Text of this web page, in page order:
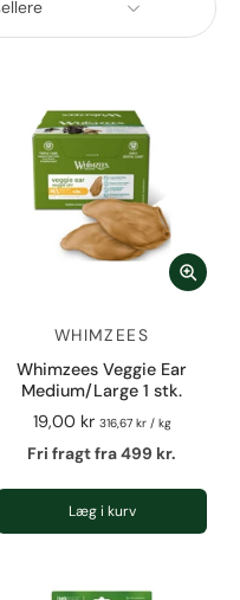
WHIMZEES
Whimzees Veggie Ear
Medium/Large 1 stk.
19,00 kr 316,67 kr / kg
Fri fragt fra 499 kr.
Læg i kurv